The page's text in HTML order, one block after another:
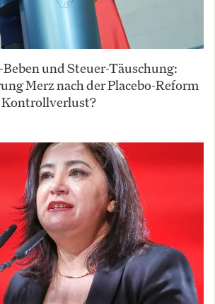
und Steuer-Täuschung:
Merz nach der Placebo-Reform